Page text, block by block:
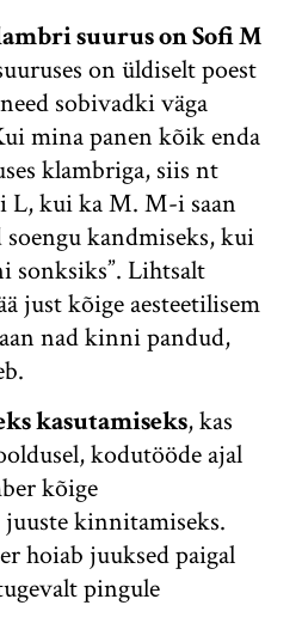
suurus on Sofi M
on üldiselt poest
sobivadki väga
mina panen kõik enda
klambriga, siis nt
kui ka M. M-i saan
kandmiseks, kui
sonksiks”. Lihtsalt
just kõige aesteetilisem
nad kinni pandud,
kasutamiseks, kas
kodutööde ajal
kõige
kinnitamiseks.
hoiab juuksed paigal
pingule